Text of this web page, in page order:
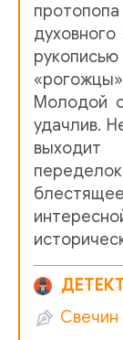
Молодой
удачлив.
Свечин